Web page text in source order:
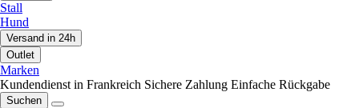
Stall
Hund
Versand in 24h
Outlet
Marken
Kundendienst in Frankreich Sichere Zahlung Einfache Rückgabe
Suchen